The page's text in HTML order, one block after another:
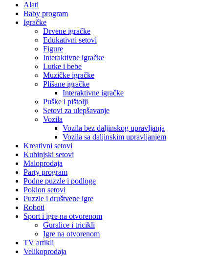
Alati
Baby program
Igračke
Drvene igračke
Edukativni setovi
Figure
Interaktivne igračke
Lutke i bebe
Muzičke igračke
Plišane igračke
Interaktivne igračke
Puške i pištolji
Setovi za ulepšavanje
Vozila
Vozila bez daljinskog upravljanja
Vozila sa daljinskim upravljanjem
Kreativni setovi
Kuhinjski setovi
Maloprodaja
Party program
Podne puzzle i podloge
Poklon setovi
Puzzle i društvene igre
Roboti
Sport i igre na otvorenom
Guralice i tricikli
Igre na otvorenom
TV artikli
Velikoprodaja